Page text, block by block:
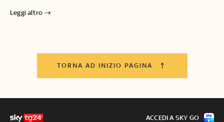
Leggi altro
TORNA AD INIZIO PAGINA
ACCEDI A SKY GO